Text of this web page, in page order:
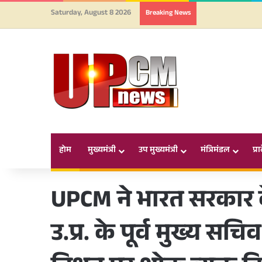
Saturday, August 8 2026 Breaking News
होम मुख्यमंत्री उप मुख्यमंत्री मंत्रिमंडल
UPCM ने भारत
उ.प्र. के पूर्व मुख्य